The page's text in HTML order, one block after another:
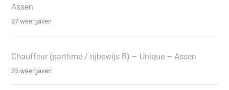
Assen
37 weergaven
Chauffeur (parttime / rijbewijs B) – Unique – Assen
25 weergaven